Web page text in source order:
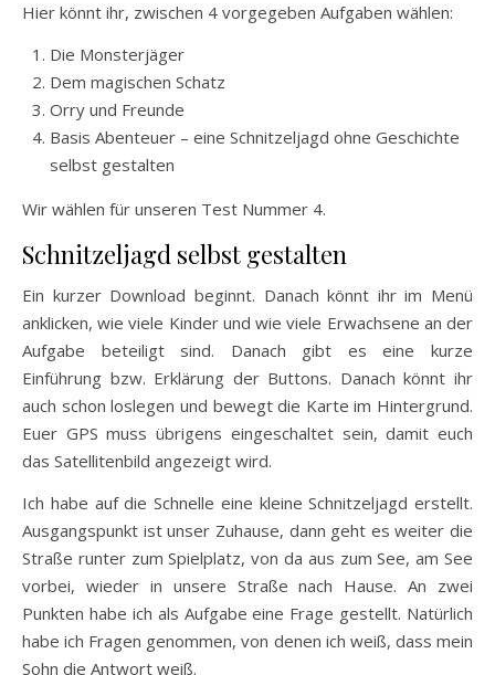
Hier könnt ihr, zwischen 4 vorgegeben Aufgaben wählen:
Die Monsterjäger
Dem magischen Schatz
Orry und Freunde
Basis Abenteuer – eine Schnitzeljagd ohne Geschichte
selbst gestalten
Wir wählen für unseren Test Nummer 4.
Schnitzeljagd selbst gestalten
Ein kurzer Download beginnt. Danach könnt ihr im Menü
anklicken, wie viele Kinder und wie viele Erwachsene an der
Aufgabe beteiligt sind. Danach gibt es eine kurze
Einführung bzw. Erklärung der Buttons. Danach könnt ihr
auch schon loslegen und bewegt die Karte im Hintergrund.
Euer GPS muss übrigens eingeschaltet sein, damit euch
das Satellitenbild angezeigt wird.
Ich habe auf die Schnelle eine kleine Schnitzeljagd erstellt.
Ausgangspunkt ist unser Zuhause, dann geht es weiter die
Straße runter zum Spielplatz, von da aus zum See, am See
vorbei, wieder in unsere Straße nach Hause. An zwei
Punkten habe ich als Aufgabe eine Frage gestellt. Natürlich
habe ich Fragen genommen, von denen ich weiß, dass mein
Sohn die Antwort weiß.